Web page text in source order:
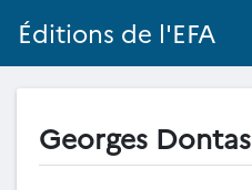
Éditions de l'EFA
Georges Dontas